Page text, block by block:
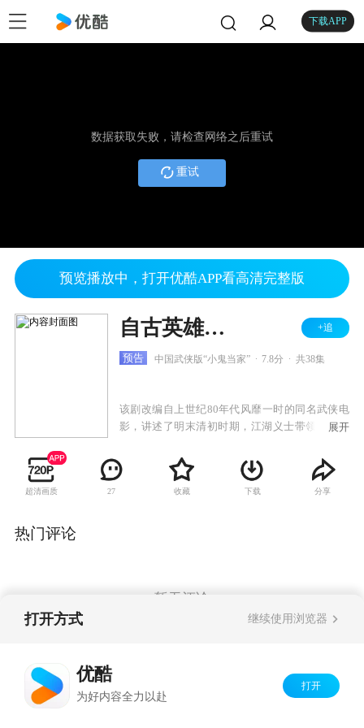
下载APP
数据获取失败，请检查网络之后重试
重试
预览播放中，打开优酷APP看高清完整版
自古英雄出少年 +追
预告 中国武侠版“小鬼当家” 7.8分 共38集
该剧改编自上世纪80年代风靡一时的同名武侠电
影，讲述了明末清初时期，江湖义士带领一众天
事。
展开
超清画质 27 收藏 下载 分享
热门评论
暂无评论
打开方式 继续使用浏览器
优酷
为好内容全力以赴
打开